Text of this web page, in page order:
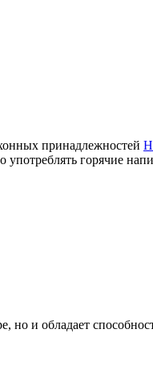
принадлежностей
горячие
и обладает